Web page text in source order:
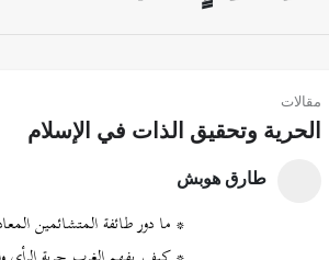
مقالات
الحرية وتحقيق الذات في الإسلام
طارق هوبش
* ما دور طائفة المتشائمين